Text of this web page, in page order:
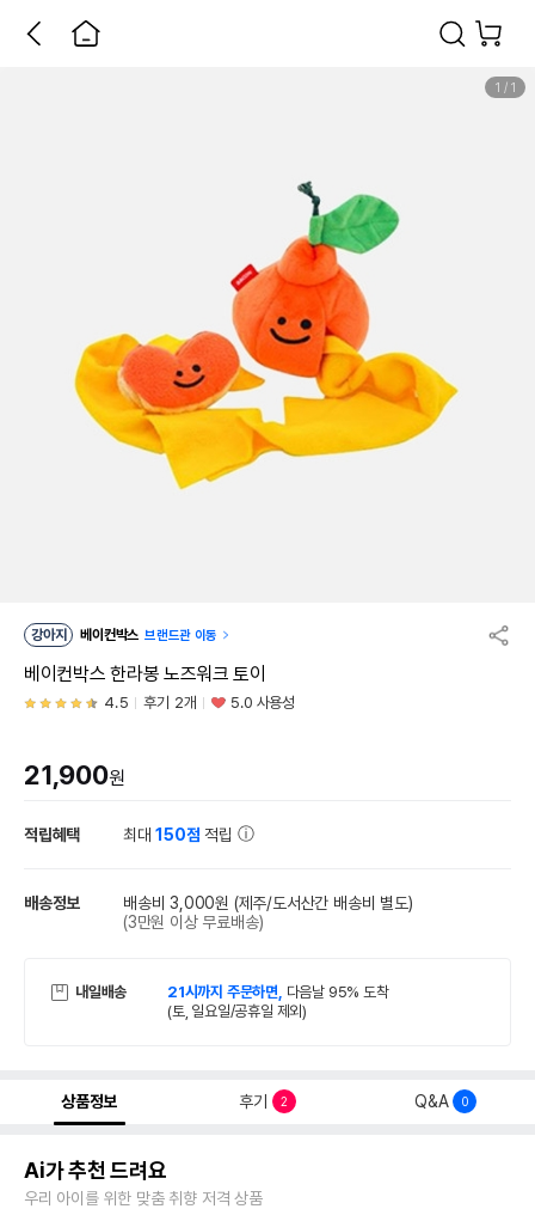
1 / 1
강아지 베이컨박스 브랜드관 이동
베이컨박스 한라봉 노즈워크 토이
4.5 후기 2개 5.0 사용성
21,900원
적립혜택 최대150점 적립
배송정보 배송비 3,000원 (제주/도서산간 배송비 별도)
(3만원 이상 무료배송)
내일배송 21시까지 주문하면, 다음날 95% 도착
(토, 일요일/공휴일 제외)
상품정보 후기 2 Q&A 0
Ai가 추천 드려요
우리 아이를 위한 맞춤 취향 저격 상품